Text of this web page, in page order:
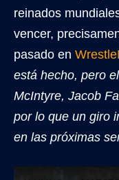
reinados
vencer,
pasado en
está hecho, pero
McIntyre, Jacob
por lo que un giro
en las próximas